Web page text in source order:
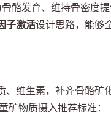
骼发育、维持骨密度提
子激活设计思路，能够
维生素，补齐骨骼矿
物质摄入推荐标准：